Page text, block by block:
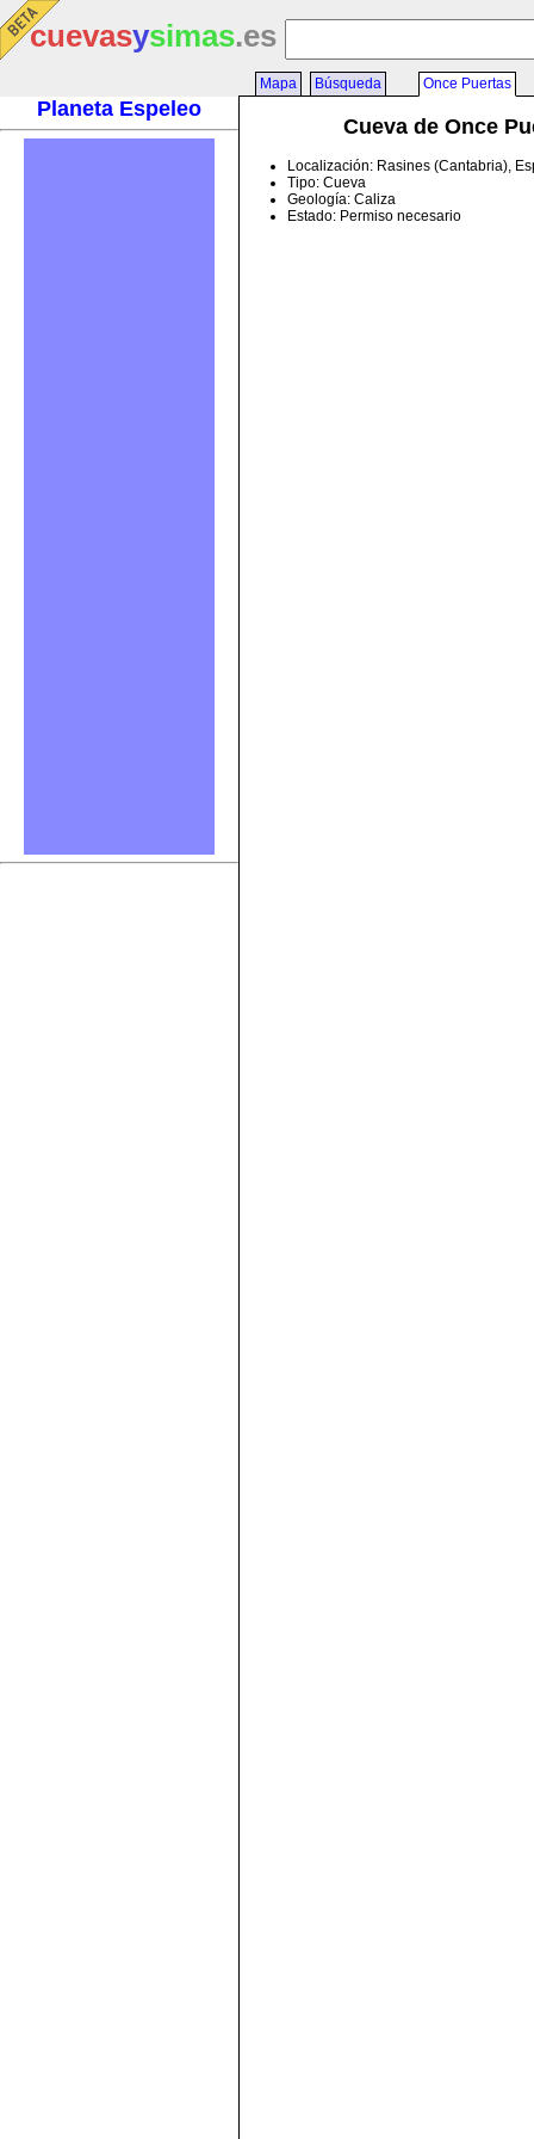
cuevasysimas.es
Planeta Espeleo
Mapa Búsqueda Once Puertas
Cueva de Once
Localización: Rasines (Cantabria),
Tipo: Cueva
Geología: Caliza
Estado: Permiso necesario